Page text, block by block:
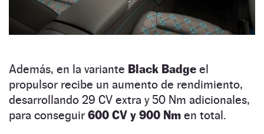
Además, en la variante Black Badge el
propulsor recibe un aumento de rendimiento,
desarrollando 29 CV extra y 50 Nm adicionales,
para conseguir 600 CV y 900 Nm en total.